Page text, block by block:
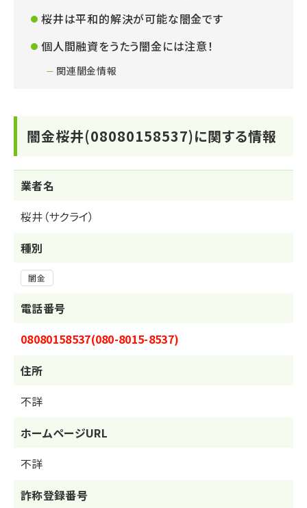
桜井は平和的解決が可能な闇金です
個人間融資をうたう闇金には注意！
関連闇金情報
闇金桜井(08080158537)に関する情報
業者名
桜井（サクライ）
種別
闇金
電話番号
08080158537(080-8015-8537)
住所
不詳
ホームページURL
不詳
詐称登録番号